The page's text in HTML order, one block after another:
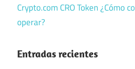
Crypto.com CRO Token ¿Cómo
operar?
Entradas recientes